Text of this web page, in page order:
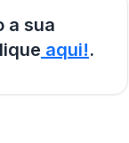
a sua
aqui!.